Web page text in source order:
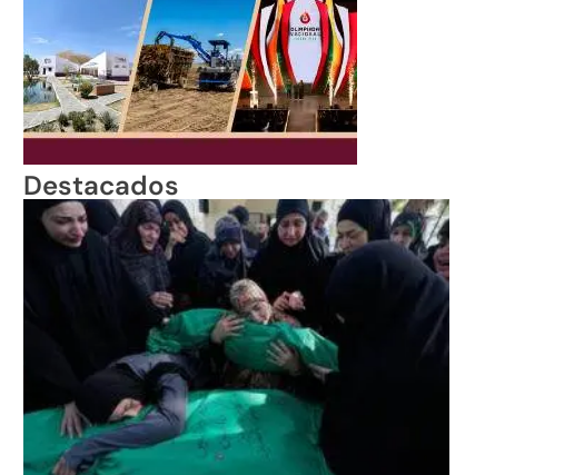
Destacados